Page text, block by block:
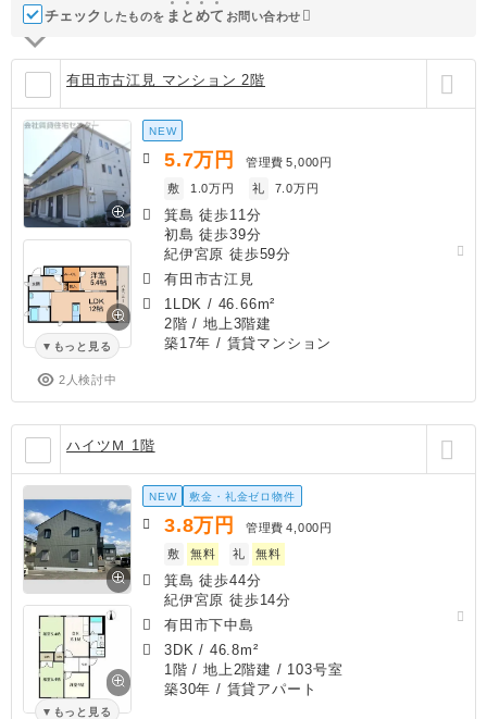
チェック したものを ま と めて お問い合わせ
有田市古江見 マンション 2階
もっと見る
2人検討中
NEW
5.7万円 管理費 5,000円
敷
1.0万円 礼 7.0万円
箕島 徒歩11分
初島 徒歩39分
紀伊宮原 徒歩59分
有田市古江見
1LDK / 46.66m²
2階 / 地上3階建
築17年 / 賃貸マンション
ハイツＭ 1階
もっと見る
NEW 敷金・礼金ゼロ物件
3.8万円 管理費 4,000円
敷
無料 礼 無料
箕島 徒歩44分
紀伊宮原 徒歩14分
有田市下中島
3DK / 46.8m²
1階 / 地上2階建 / 103号室
築30年 / 賃貸アパート